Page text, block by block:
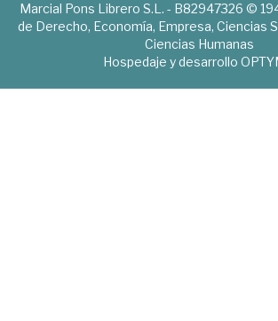
Marcial Pons Librero S.L. - B82947326 ©
de Derecho, Economía, Empresa, Ciencias
Ciencias Humanas
Hospedaje y desarrollo